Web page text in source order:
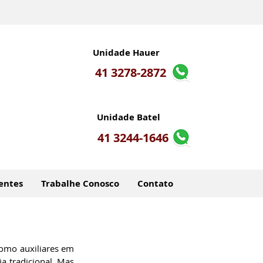
Unidade Hauer
41 3278-2872
Unidade Batel
41 3244-1646
Trabalhe Conosco Contato
auxiliares em